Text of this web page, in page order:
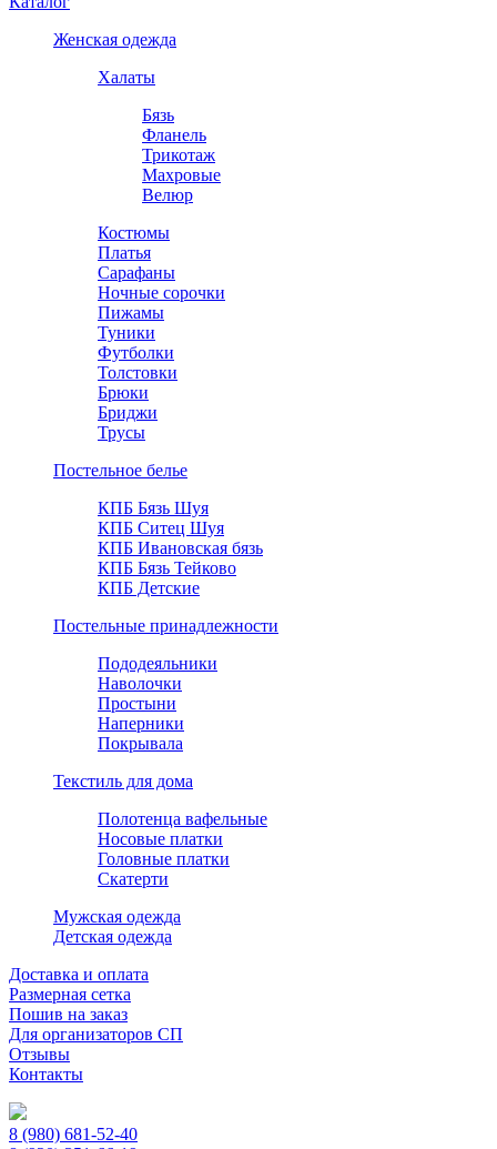
Женская одежда
Халаты
Бязь
Фланель
Трикотаж
Махровые
Велюр
Костюмы
Платья
Сарафаны
Ночные сорочки
Пижамы
Туники
Футболки
Толстовки
Брюки
Бриджи
Трусы
Постельное белье
КПБ Бязь Шуя
КПБ Ситец Шуя
КПБ Ивановская бязь
КПБ Бязь Тейково
КПБ Детские
Постельные принадлежности
Пододеяльники
Наволочки
Простыни
Наперники
Покрывала
Текстиль для дома
Полотенца вафельные
Носовые платки
Головные платки
Скатерти
Мужская одежда
Детская одежда
Доставка и оплата
Размерная сетка
Пошив на заказ
Для организаторов СП
Отзывы
Контакты
8 (980) 681-52-40